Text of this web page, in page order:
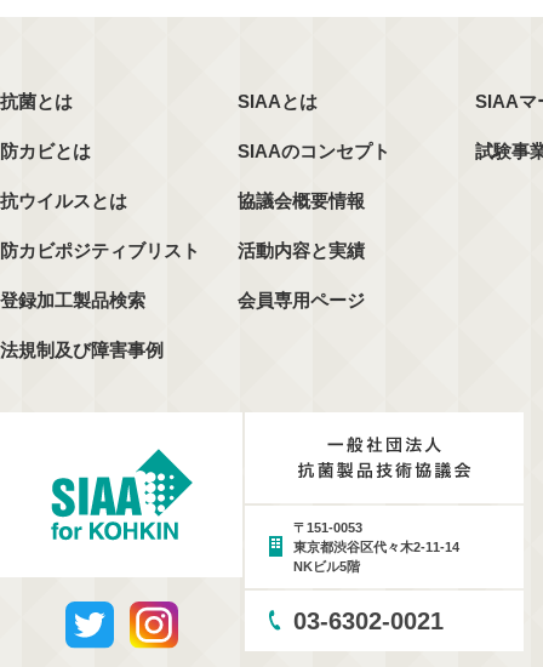
抗菌とは
防カビとは
抗ウイルスとは
防カビポジティブリスト
登録加工製品検索
法規制及び障害事例
SIAAとは
SIAAのコンセプト
協議会概要情報
活動内容と実績
会員専用ページ
SIAAマ
試験事
〒151-0053
東京都渋谷区代々木2-11-14
NKビル5階
03-6302-0021